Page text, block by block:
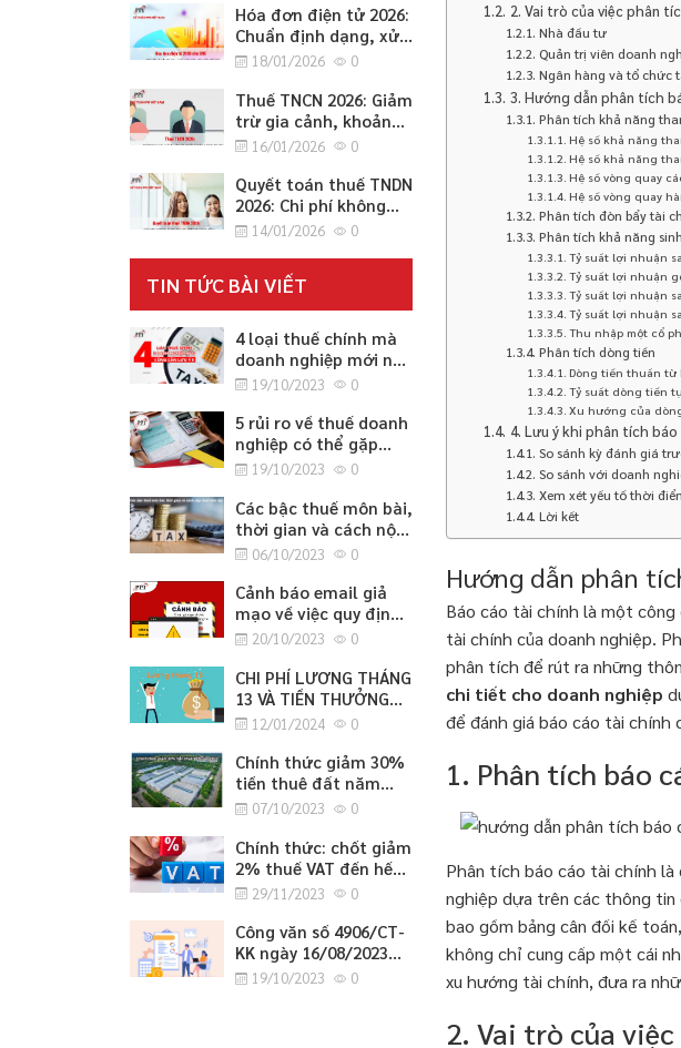
toàn 2026
Hóa đơn điện tử 2026:
Chuẩn định dạng, xử
lý sai sót, chuyển đổi
cho SME
18/01/2026 0
Thuế TNCN 2026: Giảm
trừ gia cảnh, khoản
miễn/không tính thuế
cho SME
16/01/2026 0
Quyết toán thuế TNDN
2026: Chi phí không
được trừ, ưu đãi và
tăng/giảm cho SME
14/01/2026 0
TIN TỨC BÀI VIẾT
4 loại thuế chính mà
doanh nghiệp mới nào
cũng cần lưu ý
19/10/2023 0
5 rủi ro về thuế doanh
nghiệp có thể gặp
phải19/10/2023 0
Các bậc thuế môn bài,
thời gian và cách nộp
thuế môn bài
06/10/2023 0
Cảnh báo email giả
mạo về việc quy định
cập nhật thông tin
20/10/2023 0
CHI PHÍ LƯƠNG THÁNG
13 VÀ TIỀN THƯỞNG
TẾT12/01/2024 0
Chính thức giảm 30%
tiền thuê đất năm
202307/10/2023 0
Chính thức: chốt giảm
2% thuế VAT đến hết
tháng 6/2024
29/11/2023 0
Công văn số 4906/CT-
KK ngày 16/08/2023
của cục thuế tỉnh
19/10/2023 0
2. Vai trò của việc phân
Nhà đầu tư
Quản trị viên doanh
Ngân hàng và tổ chức
3. Hướng dẫn phân tích
Phân tích khả năng
Hệ số khả năng
Hệ số khả năng
Hệ số vòng quay
Hệ số vòng quay
Phân tích đòn bẩy tài
Phân tích khả năng
Tỷ suất lợi nhuận
Tỷ suất lợi nhuận
Tỷ suất lợi nhuận
Tỷ suất lợi nhuận
Thu nhập một cổ
Phân tích dòng tiền
Dòng tiền thuần
Tỷ suất dòng tiền
Xu hướng của
4. Lưu ý khi phân tích
So sánh kỳ đánh giá
So sánh với doanh
Xem xét yếu tố thời
Lời kết
Hướng dẫn phân
Báo cáo tài chính là một
tài chính của doanh nghiệp.
phân tích để rút ra những
chi tiết cho doanh nghiệp
để đánh giá báo cáo tài chính
1. Phân tích báo
Phân tích báo cáo tài chính
nghiệp dựa trên các thông tin
bao gồm bảng cân đối kế
không chỉ cung cấp một cái
xu hướng tài chính, đưa ra
2. Vai trò của